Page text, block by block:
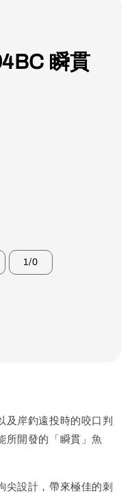
瞬貫
1/0
及岸釣遠投時的咬口判
所開發的「瞬貫」魚
尖設計，帶來極佳的刺